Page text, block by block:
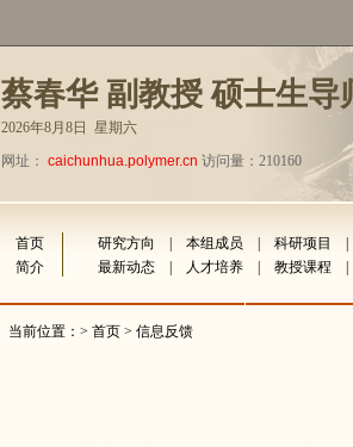
蔡春华 副教授 硕士生导
2026年8月8日 星期六
网址： caichunhua.polymer.cn 访问量：210160
首页 研究方向 本组成员 科研项目
简介
最新动态 人才培养 教授课程
当前位置：> 首页 > 信息反馈